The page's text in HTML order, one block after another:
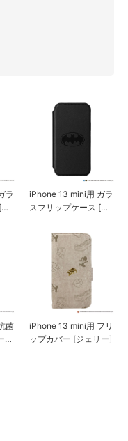
索(機種で探す)』
ラ
iPhone 13 mini用 ガラ
スフリップケース [バ
菌
ス
iPhone 13 mini用 フリ
ップカバー [ジェリー]